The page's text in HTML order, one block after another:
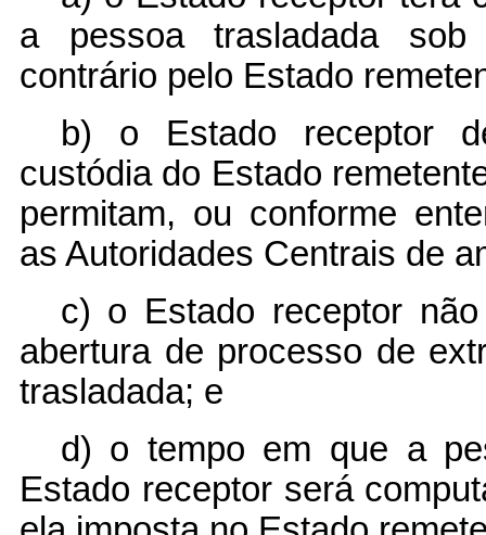
a pessoa trasladada
contrário pelo Estado
b) o Estado receptor
custódia do Estado
permitam, ou conforme
as Autoridades Centrais de
c) o Estado receptor
abertura de processo de
trasladada; e
d) o tempo em que a
Estado receptor será